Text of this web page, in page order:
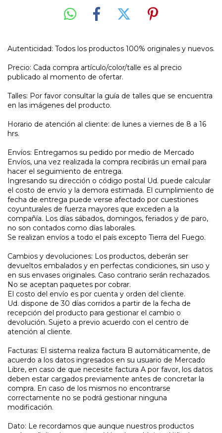
Autenticidad: Todos los productos 100% originales y nuevos.
Precio: Cada compra artículo/color/talle es al precio
publicado al momento de ofertar.
Talles: Por favor consultar la guía de talles que se encuentra
en las imágenes del producto.
Horario de atención al cliente: de lunes a viernes de 8 a 16
hrs.
Envíos: Entregamos su pedido por medio de Mercado
Envíos, una vez realizada la compra recibirás un email para
hacer el seguimiento de entrega.
Ingresando su dirección o código postal Ud. puede calcular
el costo de envío y la demora estimada. El cumplimiento de
fecha de entrega puede verse afectado por cuestiones
coyunturales de fuerza mayores que exceden a la
compañía. Los días sábados, domingos, feriados y de paro,
no son contados como días laborales.
Se realizan envíos a todo el país excepto Tierra del Fuego.
Cambios y devoluciones: Los productos, deberán ser
devueltos embalados y en perfectas condiciones, sin uso y
en sus envases originales. Caso contrario serán rechazados.
No se aceptan paquetes por cobrar.
El costo del envío es por cuenta y orden del cliente.
Ud. dispone de 30 días corridos a partir de la fecha de
recepción del producto para gestionar el cambio o
devolución. Sujeto a previo acuerdo con el centro de
atención al cliente.
Facturas: El sistema realiza factura B automáticamente, de
acuerdo a los datos ingresados en su usuario de Mercado
Libre, en caso de que necesite factura A por favor, los datos
deben estar cargados previamente antes de concretar la
compra. En caso de los mismos no encontrarse
correctamente no se podrá gestionar ninguna
modificación.
Dato: Le recordamos que aunque nuestros productos